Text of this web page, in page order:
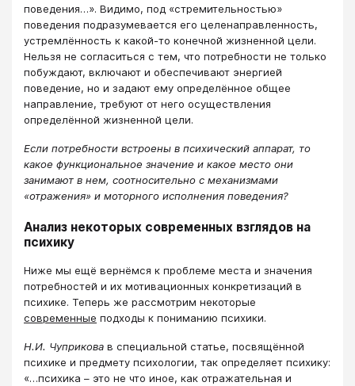
поведения…». Видимо, под «стремительностью»
поведения подразумевается его целенаправленность,
устремлённость к какой-то конечной жизненной цели.
Нельзя не согласиться с тем, что потребности не только
побуждают, включают и обеспечивают энергией
поведение, но и задают ему определённое общее
направление, требуют от него осуществления
определённой жизненной цели.
Если потребности встроены в психический аппарат, то
какое функциональное значение и какое место они
занимают в нем, соотносительно с механизмами
«отражения» и моторного исполнения поведения?
Анализ некоторых современных взглядов на
психику
Ниже мы ещё вернёмся к проблеме места и значения
потребностей и их мотивационных конкретизаций в
психике. Теперь же рассмотрим некоторые
современные подходы к пониманию психики.
Н.И. Чуприкова в специальной статье, посвящённой
психике и предмету психологии, так определяет психику:
«…психика – это не что иное, как отражательная и